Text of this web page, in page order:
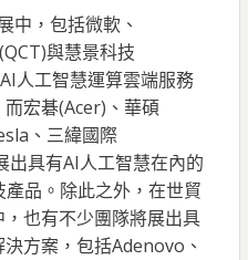
中，包括微軟、
與慧景科技
人工智慧運算雲端服務
宏碁(Acer)、華碩
、三緯國際
具有AI人工智慧在內的
品。除此之外，在世貿
也有不少團隊將展出具
方案，包括Adenovo、